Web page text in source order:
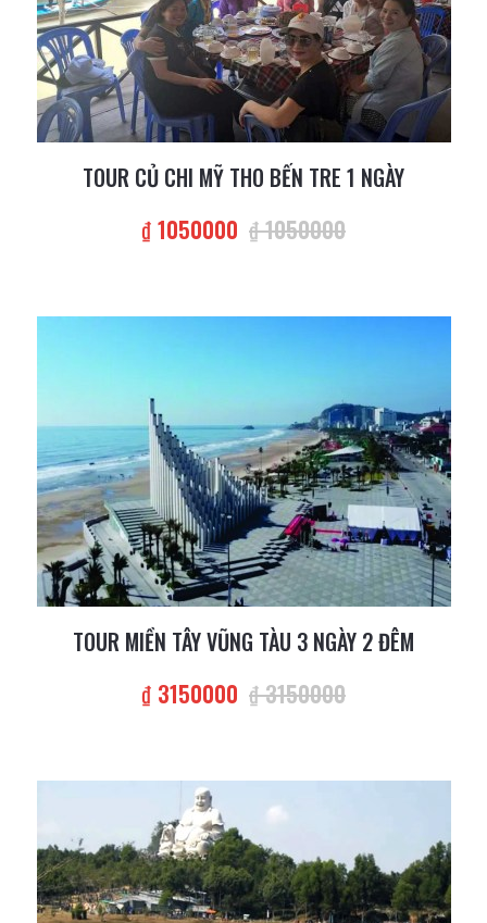
TOUR CỦ CHI MỸ THO BẾN TRE 1 NGÀY
₫ 1050000 ₫ 1050000
TOUR MIỀN TÂY VŨNG TÀU 3 NGÀY 2 ĐÊM
₫ 3150000 ₫ 3150000